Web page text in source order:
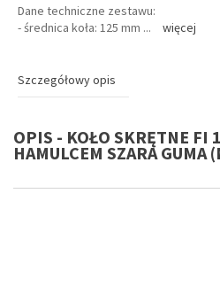
Dane techniczne zestawu:
- średnica koła: 125 mm ... więcej
Szczegółowy opis
OPIS - KOŁO SKRĘTNE FI
HAMULCEM SZARA GUMA